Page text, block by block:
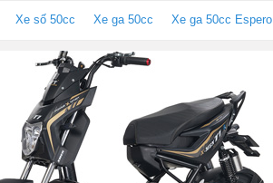
Xe số 50cc Xe ga 50cc Xe ga 50cc Espero